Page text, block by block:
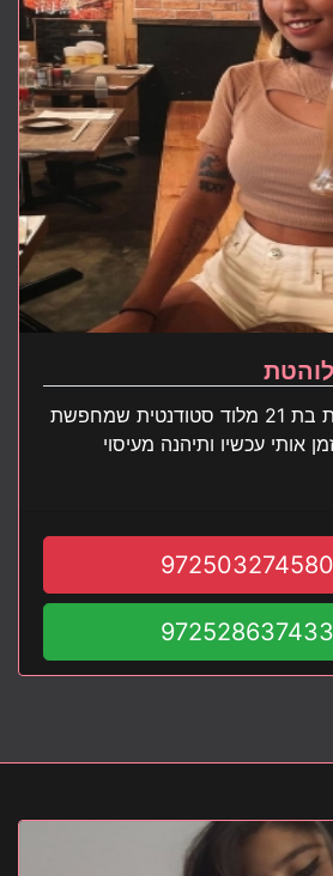
פלג סטודנטית לוהטת בת 21 מלוד סטודנטית שמחפשת
אותי עכשיו ותיהנה מעיסוי